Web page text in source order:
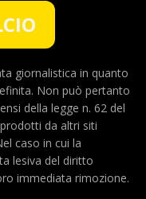
giornalistica in quanto
Non può pertanto
della legge n. 62 del
da altri siti
caso in cui la
lesiva del diritto
immediata rimozione.